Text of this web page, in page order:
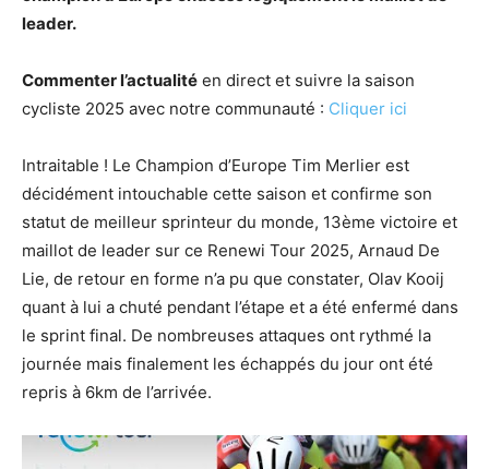
leader.
Commenter l’actualité en direct et suivre la saison
cycliste 2025 avec notre communauté : Cliquer ici
Intraitable ! Le Champion d’Europe Tim Merlier est
décidément intouchable cette saison et confirme son
statut de meilleur sprinteur du monde, 13ème victoire et
maillot de leader sur ce Renewi Tour 2025, Arnaud De
Lie, de retour en forme n’a pu que constater, Olav Kooij
quant à lui a chuté pendant l’étape et a été enfermé dans
le sprint final. De nombreuses attaques ont rythmé la
journée mais finalement les échappés du jour ont été
repris à 6km de l’arrivée.